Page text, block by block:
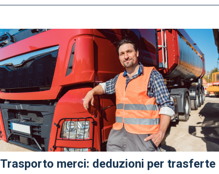
Trasporto merci: deduzioni per trasferte